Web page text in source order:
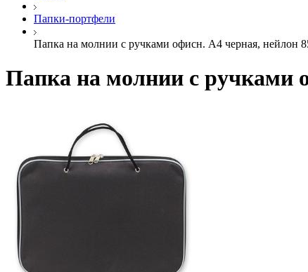
Папки-портфели
Папка на молнии с ручками офисн. А4 черная, нейлон
Папка на молнии с ручками